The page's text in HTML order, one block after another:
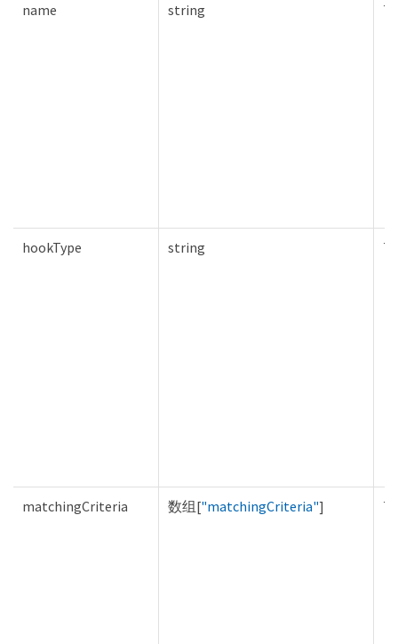
name string
hookType string
matchingCriteria 数组["matchingCriteria"]